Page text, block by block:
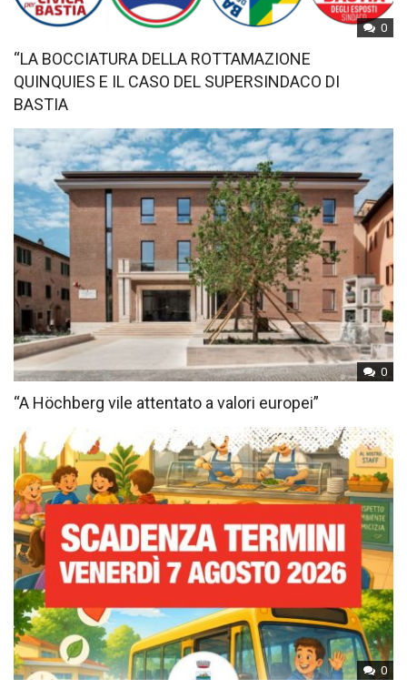
0
“LA BOCCIATURA DELLA ROTTAMAZIONE
QUINQUIES E IL CASO DEL SUPERSINDACO DI
BASTIA
0
“A Höchberg vile attentato a valori europei”
0